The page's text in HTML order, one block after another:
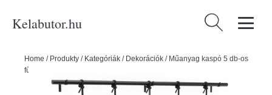
Kelabutor.hu Keresés:
Home / Produkty / Kategóriák / Dekorációk / Műanyag kaspó 5 db-os
fűszernövényekhez -függő ø 7,5 cm Triflora – Umbra